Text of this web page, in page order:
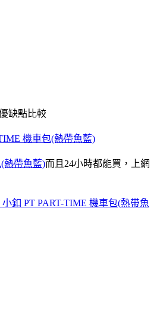
缺點比較
機車包(熱帶魚藍)
(熱帶魚藍)而且24小時都能買，上網
小釦 PT PART-TIME 機車包(熱帶魚